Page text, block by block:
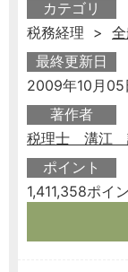
カテゴリ
税務経理 >
最終更新日
2009年10月05
著作者
税理士 溝江
ポイント
1,411,358ポイ